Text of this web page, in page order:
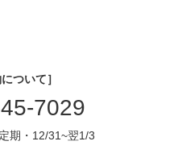
ついて］
7029
期・12/31~翌1/3